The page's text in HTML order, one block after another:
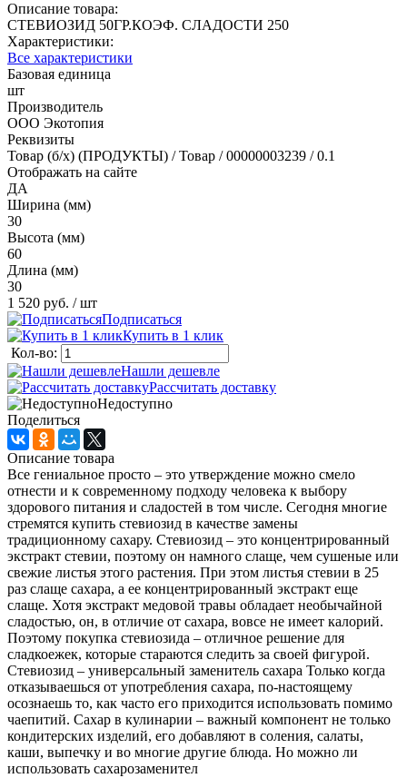
Описание товара:
СТЕВИОЗИД 50ГР.КОЭФ. СЛАДОСТИ 250
Характеристики:
Все характеристики
Базовая единица
шт
Производитель
ООО Экотопия
Реквизиты
Товар (б/х) (ПРОДУКТЫ) / Товар / 00000003239 / 0.1
Отображать на сайте
ДА
Ширина (мм)
30
Высота (мм)
60
Длина (мм)
30
1 520 руб. / шт
Подписаться
Купить в 1 клик
Кол-во:
Нашли дешевле
Рассчитать доставку
Недоступно
Поделиться
Описание товара
Все гениальное просто – это утверждение можно смело
отнести и к современному подходу человека к выбору
здорового питания и сладостей в том числе. Сегодня многие
стремятся купить стевиозид в качестве замены
традиционному сахару. Стевиозид – это концентрированный
экстракт стевии, поэтому он намного слаще, чем сушеные или
свежие листья этого растения. При этом листья стевии в 25
раз слаще сахара, а ее концентрированный экстракт еще
слаще. Хотя экстракт медовой травы обладает необычайной
сладостью, он, в отличие от сахара, вовсе не имеет калорий.
Поэтому покупка стевиозида – отличное решение для
сладкоежек, которые стараются следить за своей фигурой.
Стевиозид – универсальный заменитель сахара Только когда
отказываешься от употребления сахара, по-настоящему
осознаешь то, как часто его приходится использовать помимо
чаепитий. Сахар в кулинарии – важный компонент не только
кондитерских изделий, его добавляют в соления, салаты,
каши, выпечку и во многие другие блюда. Но можно ли
использовать сахарозаменител